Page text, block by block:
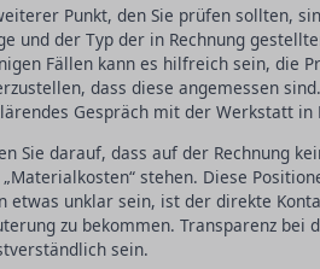
Punkt, den Sie prüfen sollten,
und der Typ der in Rechnung
Fällen kann es hilfreich sein, die
dass diese angemessen
Gespräch mit der Werkstatt in
Sie darauf, dass auf der Rechnung
stehen. Diese
etwas unklar sein, ist der direkte
zu bekommen. Transparenz bei
sein.